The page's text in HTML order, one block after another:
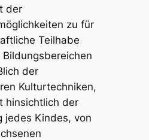
der
zu für
Teilhabe
Bildungsbereichen
der
Kulturtechniken,
hinsichtlich der
jedes Kindes, von